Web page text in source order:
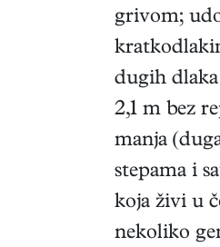
grivom;
dugih
2,1 m bez
manja
stepama i
koja živi u
nekoliko